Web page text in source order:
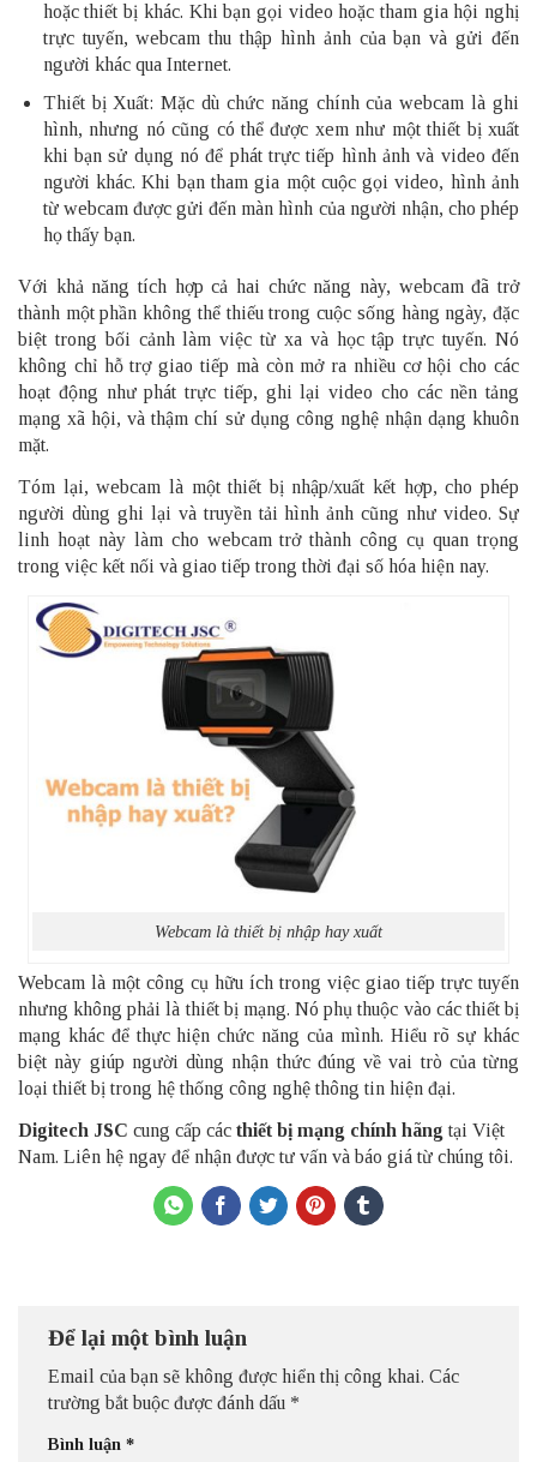
hoặc thiết bị khác. Khi bạn gọi video hoặc tham gia hội nghị
trực tuyến, webcam thu thập hình ảnh của bạn và gửi đến
người khác qua Internet.
Thiết bị Xuất: Mặc dù chức năng chính của webcam là ghi
hình, nhưng nó cũng có thể được xem như một thiết bị xuất
khi bạn sử dụng nó để phát trực tiếp hình ảnh và video đến
người khác. Khi bạn tham gia một cuộc gọi video, hình ảnh
từ webcam được gửi đến màn hình của người nhận, cho phép
họ thấy bạn.
Với khả năng tích hợp cả hai chức năng này, webcam đã trở
thành một phần không thể thiếu trong cuộc sống hàng ngày, đặc
biệt trong bối cảnh làm việc từ xa và học tập trực tuyến. Nó
không chỉ hỗ trợ giao tiếp mà còn mở ra nhiều cơ hội cho các
hoạt động như phát trực tiếp, ghi lại video cho các nền tảng
mạng xã hội, và thậm chí sử dụng công nghệ nhận dạng khuôn
mặt.
Tóm lại, webcam là một thiết bị nhập/xuất kết hợp, cho phép
người dùng ghi lại và truyền tải hình ảnh cũng như video. Sự
linh hoạt này làm cho webcam trở thành công cụ quan trọng
trong việc kết nối và giao tiếp trong thời đại số hóa hiện nay.
Webcam là thiết bị nhập hay xuất
Webcam là một công cụ hữu ích trong việc giao tiếp trực tuyến
nhưng không phải là thiết bị mạng. Nó phụ thuộc vào các thiết bị
mạng khác để thực hiện chức năng của mình. Hiểu rõ sự khác
biệt này giúp người dùng nhận thức đúng về vai trò của từng
loại thiết bị trong hệ thống công nghệ thông tin hiện đại.
Digitech JSC cung cấp các thiết bị mạng chính hãng tại Việt
Nam. Liên hệ ngay để nhận được tư vấn và báo giá từ chúng tôi.
Để lại một bình luận
Email của bạn sẽ không được hiển thị công khai. Các
trường bắt buộc được đánh dấu *
Bình luận *